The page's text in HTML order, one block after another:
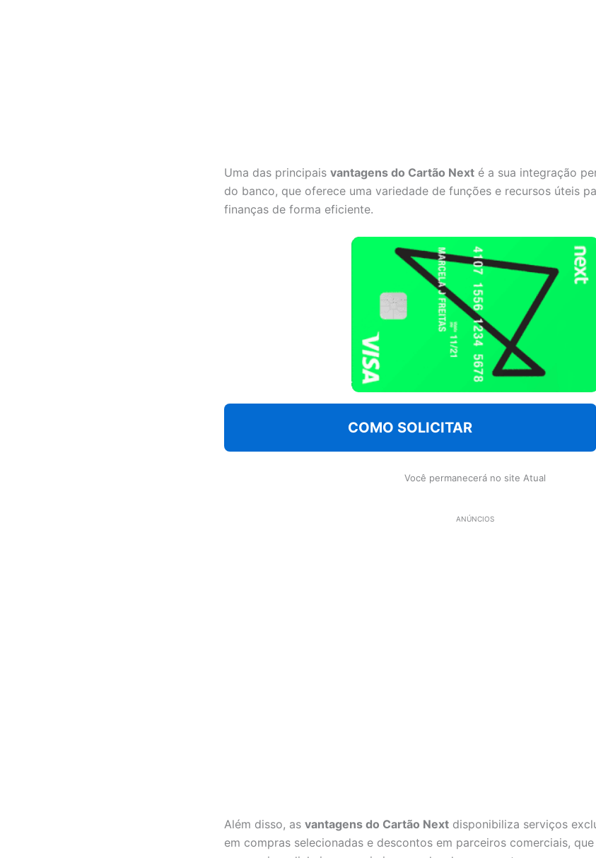
Uma das principais vantagens do Cartão Next é a sua integração
do banco, que oferece uma variedade de funções e recursos úteis
finanças de forma eficiente.
COMO SOLICITAR
Você permanecerá no site Atual
ANÚNCIOS
Além disso, as vantagens do Cartão Next disponibiliza serviços
em compras selecionadas e descontos em parceiros comerciais,